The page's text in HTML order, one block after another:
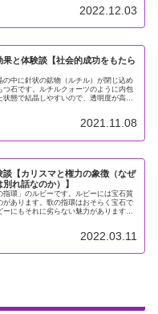
2022.12.03
果と体験談【社会的成功をもたら
の中に針状の鉱物（ルチル）が閉じ込め
つ石です。ルチルクォーツのように内包
状態で結晶しやすいので、透明度が高く
2021.11.08
談【カリスマと権力の象徴（なぜ
別れ話なのか）】
指環」のルビーです。ルビーには宝石質
があります。歌の指環はおそらく宝石で
にもそれに劣らない魅力があります。
2022.03.11